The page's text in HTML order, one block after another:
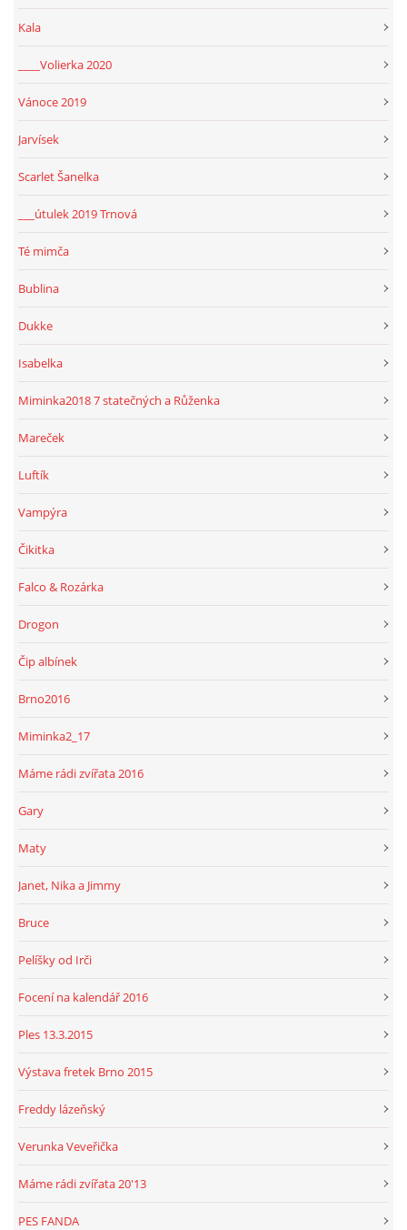
Kala
____Volierka 2020
Vánoce 2019
Jarvísek
Scarlet Šanelka
___útulek 2019 Trnová
Té mimča
Bublina
Dukke
Isabelka
Miminka2018 7 statečných a Růženka
Mareček
Luftík
Vampýra
Čikitka
Falco & Rozárka
Drogon
Čip albínek
Brno2016
Miminka2_17
Máme rádi zvířata 2016
Gary
Maty
Janet, Nika a Jimmy
Bruce
Pelíšky od Irči
Focení na kalendář 2016
Ples 13.3.2015
Výstava fretek Brno 2015
Freddy lázeňský
Verunka Veveřička
Máme rádi zvířata 20'13
PES FANDA